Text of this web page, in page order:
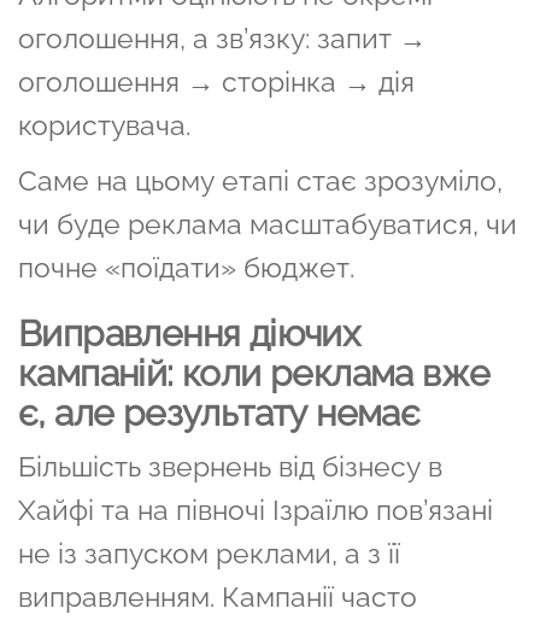
оголошення, а зв’язку: запит →
оголошення → сторінка → дія
користувача.
Саме на цьому етапі стає зрозуміло,
чи буде реклама масштабуватися, чи
почне «поїдати» бюджет.
Виправлення діючих
кампаній: коли реклама вже
є, але результату немає
Більшість звернень від бізнесу в
Хайфі та на півночі Ізраїлю пов’язані
не із запуском реклами, а з її
виправленням. Кампанії часто